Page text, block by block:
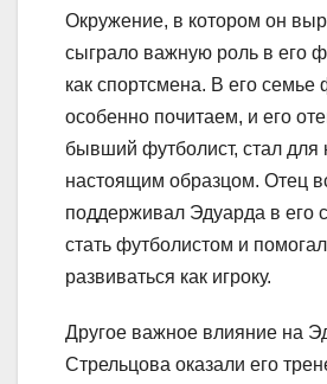
Окружение, в котором он
сыграло важную роль в его
как спортсмена. В его семье
особенно почитаем, и его
бывший футболист, стал для
настоящим образцом. Отец
поддерживал Эдуарда в его
стать футболистом и
развиваться как игроку.
Другое важное влияние на
Стрельцова оказали его